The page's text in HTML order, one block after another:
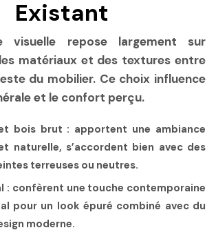
Existant
visuelle repose largement sur
matériaux et des textures entre
du mobilier. Ce choix influence
et le confort perçu.
bois brut : apportent une ambiance
naturelle, s’accordent bien avec des
terreuses ou neutres.
: confèrent une touche contemporaine
pour un look épuré combiné avec du
moderne.